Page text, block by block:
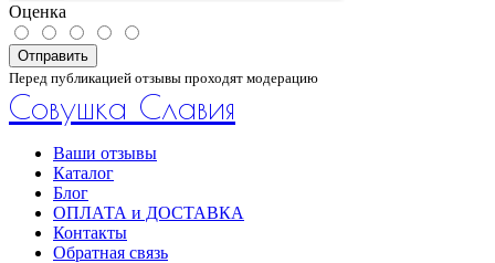
Оценка
Отправить
Перед публикацией отзывы проходят модерацию
Совушка Славия
Ваши отзывы
Каталог
Блог
ОПЛАТА и ДОСТАВКА
Контакты
Обратная связь